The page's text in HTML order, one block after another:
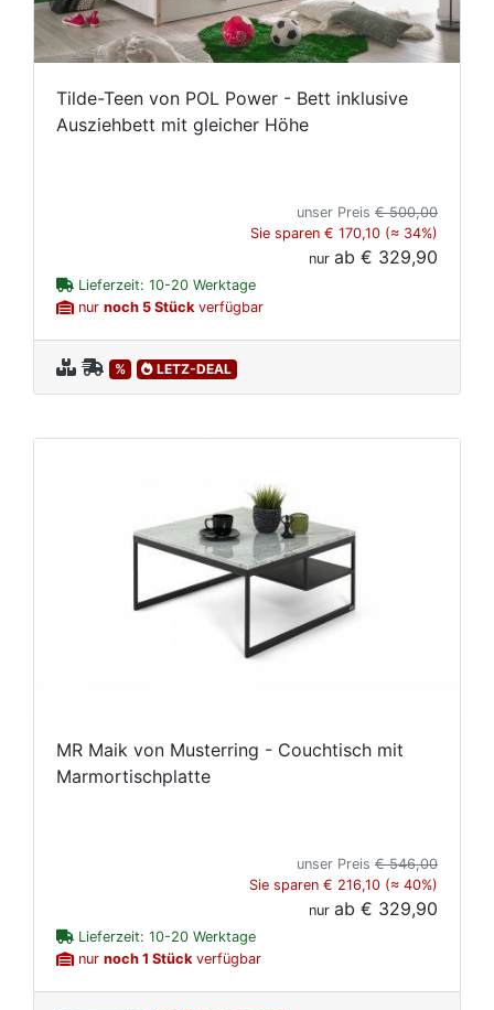
Tilde-Teen von POL Power - Bett inklusive
Ausziehbett mit gleicher Höhe
unser Preis € 500,00
Sie sparen € 170,10 (≈ 34%)
nur ab € 329,90
Lieferzeit: 10-20 Werktage
nur noch 5 Stück verfügbar
% LETZ-DEAL
MR Maik von Musterring - Couchtisch mit
Marmortischplatte
unser Preis € 546,00
Sie sparen € 216,10 (≈ 40%)
nur ab € 329,90
Lieferzeit: 10-20 Werktage
nur noch 1 Stück verfügbar